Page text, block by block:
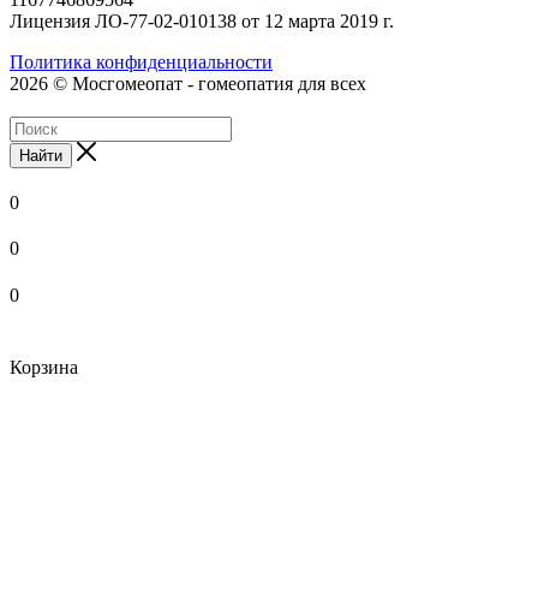
Лицензия ЛО-77-02-010138 от 12 марта 2019 г.
Политика конфиденциальности
2026 © Мосгомеопат - гомеопатия для всех
Найти
0
0
0
Корзина